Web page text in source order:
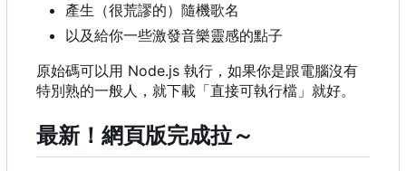
產生（很荒謬的）隨機歌名
以及給你一些激發音樂靈感的點子
原始碼可以用 Node.js 執行，如果你是跟電腦沒有
特別熟的一般人，就下載「直接可執行檔」就好。
最新！網頁版完成拉～